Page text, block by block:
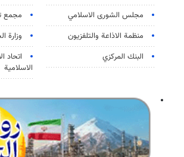
مجلس الشورى الاسلامي
مجمع
منظمة الاذاعة والتلفزیون
وزارة
البنك المركزي
اتحاد
الاسلامية